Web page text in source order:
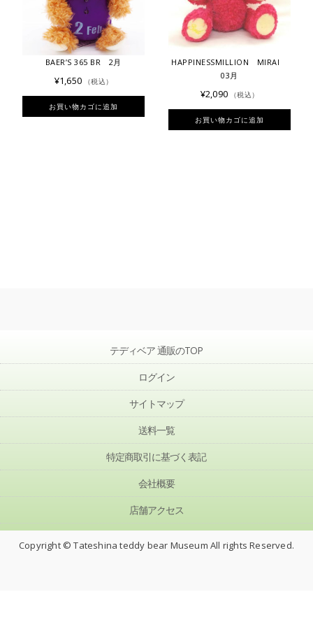
BAER’S 365 BR 2月
¥1,650 （税込）
お買い物カゴに追加
HAPPINESSMILLION MIRAI
03月
¥2,090 （税込）
お買い物カゴに追加
テディベア 通販のTOP
ログイン
サイトマップ
送料一覧
特定商取引に基づく表記
会社概要
店舗アクセス
Copyright © Tateshina teddy bear Museum All rights Reserved.